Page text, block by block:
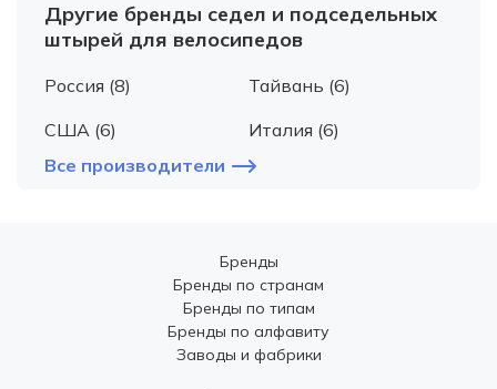
Другие бренды седел и подседельных
штырей для велосипедов
Россия (8)
Тайвань (6)
США (6)
Италия (6)
Все производители
Бренды
Бренды по странам
Бренды по типам
Бренды по алфавиту
Заводы и фабрики